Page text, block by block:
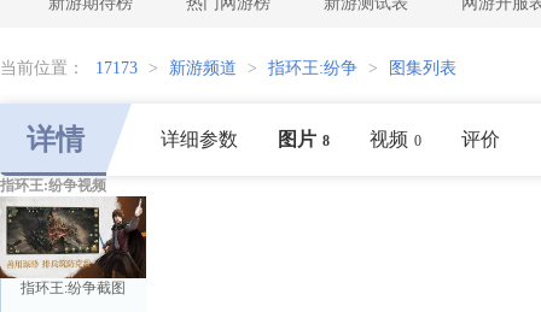
当前位置： 17173 > 新游频道 > 指环王:纷争 > 图集列表
详情 详细参数 图片 8 视频 0 评价
指环王:纷争视频
指环王:纷争截图